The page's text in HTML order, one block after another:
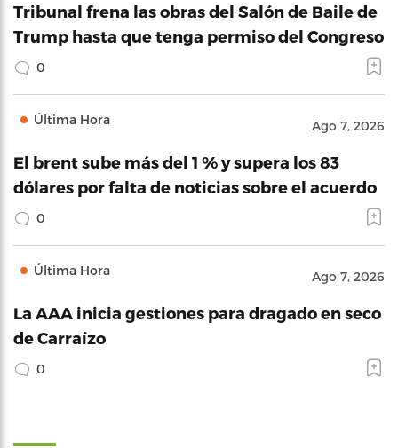
Tribunal frena las obras del Salón de Baile de
Trump hasta que tenga permiso del Congreso
0
Última Hora Ago 7, 2026
El brent sube más del 1 % y supera los 83
dólares por falta de noticias sobre el acuerdo
0
Última Hora Ago 7, 2026
La AAA inicia gestiones para dragado en seco
de Carraízo
0